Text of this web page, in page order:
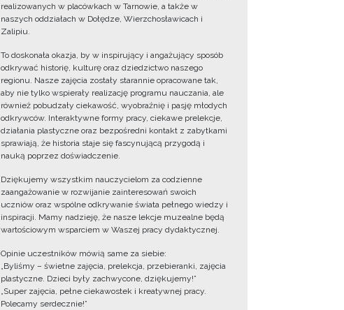
realizowanych w placówkach w Tarnowie, a także w
naszych oddziałach w Dołędze, Wierzchosławicach i
Zalipiu.
To doskonała okazja, by w inspirujący i angażujący sposób
odkrywać historię, kulturę oraz dziedzictwo naszego
regionu. Nasze zajęcia zostały starannie opracowane tak,
aby nie tylko wspierały realizację programu nauczania, ale
również pobudzały ciekawość, wyobraźnię i pasję młodych
odkrywców. Interaktywne formy pracy, ciekawe prelekcje,
działania plastyczne oraz bezpośredni kontakt z zabytkami
sprawiają, że historia staje się fascynującą przygodą i
nauką poprzez doświadczenie.
Dziękujemy wszystkim nauczycielom za codzienne
zaangażowanie w rozwijanie zainteresowań swoich
uczniów oraz wspólne odkrywanie świata pełnego wiedzy i
inspiracji. Mamy nadzieję, że nasze lekcje muzealne będą
wartościowym wsparciem w Waszej pracy dydaktycznej.
Opinie uczestników mówią same za siebie:
„Byliśmy – świetne zajęcia, prelekcja, przebieranki, zajęcia
plastyczne. Dzieci były zachwycone, dziękujemy!”
„Super zajęcia, pełne ciekawostek i kreatywnej pracy.
Polecamy serdecznie!”